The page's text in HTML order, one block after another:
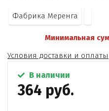
Фабрика Меренга
Минимальная
Условия доставки и оплаты
В наличии
364 руб.